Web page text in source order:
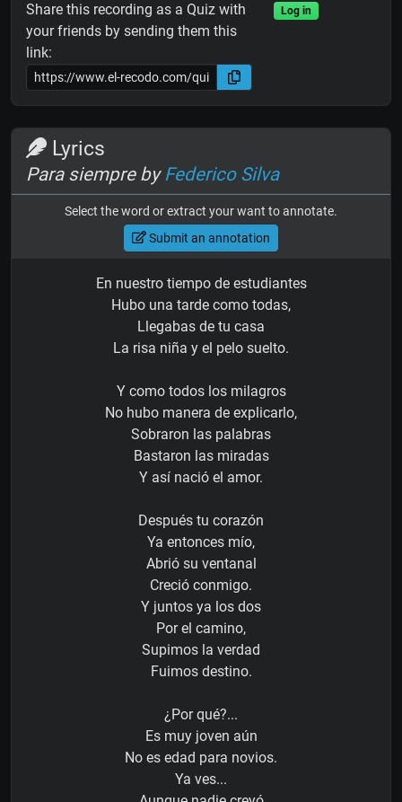
Share this recording as a Quiz with
your friends by sending them this
link:
Log in
Lyrics
Para siempre byFederico Silva
Select the word or extract your want to annotate.
Submit an annotation
En nuestro tiempo de estudiantes
Hubo una tarde como todas,
Llegabas de tu casa
La risa niña y el pelo suelto.
Y como todos los milagros
No hubo manera de explicarlo,
Sobraron las palabras
Bastaron las miradas
Y así nació el amor.
Después tu corazón
Ya entonces mío,
Abrió su ventanal
Creció conmigo.
Y juntos ya los dos
Por el camino,
Supimos la verdad
Fuimos destino.
¿Por qué?...
Es muy joven aún
No es edad para novios.
Ya ves...